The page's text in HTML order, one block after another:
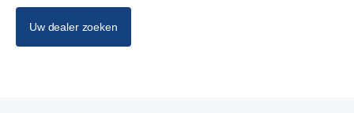
Uw dealer zoeken